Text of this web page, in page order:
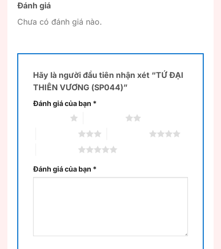
Đánh giá
Chưa có đánh giá nào.
Hãy là người đầu tiên nhận xét “TỨ ĐẠI
THIÊN VƯƠNG (SP044)”
Đánh giá của bạn *
Đánh giá của bạn *